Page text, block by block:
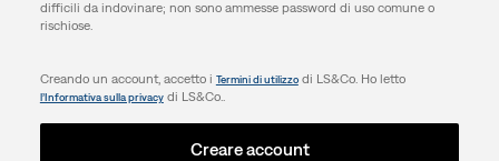
difficili da indovinare; non sono ammesse password di uso comune o
rischiose.
Creando un account, accetto i Termini di utilizzodi LS&Co. Ho letto
l’Informativa sulla privacydi LS&Co..
Creare account